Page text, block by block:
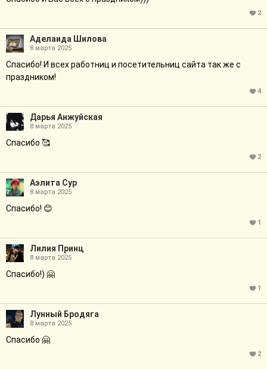
2
Аделаида Шилова
8 марта 2025
Спасибо! И всех работниц и посетительниц сайта так же с
праздником!
4
Дарья Анжуйская
8 марта 2025
Спасибо 🥰
2
Аэлита Сур
8 марта 2025
Спасибо! 😊
1
Лилия Принц
8 марта 2025
Спасибо!) 🤗
1
Лунный Бродяга
8 марта 2025
Спасибо 🤗
2